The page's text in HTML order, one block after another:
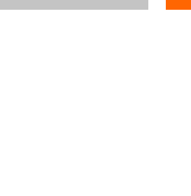
Peach Rhubarb!